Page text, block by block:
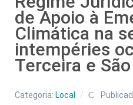
de Apoio à
Climática na
intempéries
Terceira e
Categoria: Local